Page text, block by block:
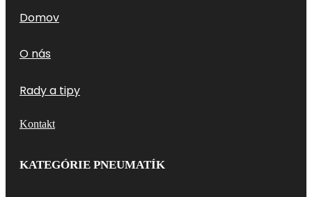
Domov
O nás
Rady a tipy
Kontakt
KATEGÓRIE PNEUMATÍK